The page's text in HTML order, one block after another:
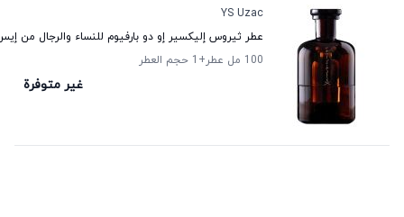
YS Uzac
عطر ثيروس إليكسير إو دو بارفيوم للنساء والرجال من
100 مل عطر
+1 حجم العطر
غير متوفرة